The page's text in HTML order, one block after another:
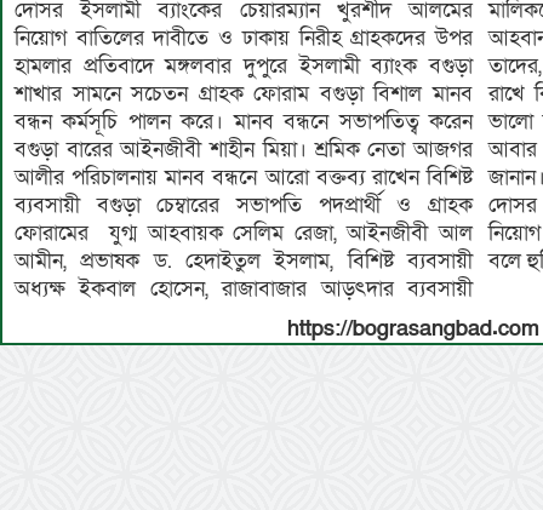
দোসর ইসলামী ব্যাংকের চেয়ারম্যান খুরশীদ আলমের
নিয়োগ বাতিলের দাবীতে ও ঢাকায় নিরীহ গ্রাহকদের উপর
হামলার প্রতিবাদে মঙ্গলবার দুপুরে ইসলামী ব্যাংক বগুড়া
শাখার সামনে সচেতন গ্রাহক ফোরাম বগুড়া বিশাল মানব
বন্ধন কর্মসূচি পালন করে। মানব বন্ধনে সভাপতিত্ব করেন
বগুড়া বারের আইনজীবী শাহীন মিয়া। শ্রমিক নেতা আজগর
আলীর পরিচালনায় মানব বন্ধনে আরো বক্তব্য রাখেন বিশিষ্ট
ব্যবসায়ী বগুড়া চেম্বারের সভাপতি পদপ্রার্থী ও গ্রাহক
ফোরামের যুগ্ম আহবায়ক সেলিম রেজা, আইনজীবী আল
আমীন, প্রভাষক ড. হেদাইতুল ইসলাম, বিশিষ্ট ব্যবসায়ী
অধ্যক্ষ ইকবাল হোসেন, রাজাবাজার আড়ৎদার ব্যবসায়ী
মালিকদের নিকট ব্যাংকের মালিকানা ফেরত দেওয়ার
আহবান জানান। ইসলামকে যারা ভালোবাসে ইসলামী ব্যাংক
তাদের, ইসলাম প্রিয় মানুষের আমানত এই ব্যাংকে গচ্ছিত
রাখে কিন্তু ইসলাম বিরোধী শক্তি ভারতের চক্রান্তে ইসলাম
ভালো না লাগলেও ইসলামী ব্যাংকের টাকা লুট করার জন্য
আবার নজর দিয়েছে। তিনি এই চক্রান্ত প্রতিহতের আহবান
জানান। বক্তারা, বাংলাদেশ ব্যাংক গভর্ণর কর্তৃক ফ্যাসিস্টের
দোসর ইসলামী ব্যাংকের চেয়ারম্যান খুরশীদ আলমের
নিয়োগ বাতিল না করলে বাংলাদেশ্য ব্যাংক ঘেরাও করা হবে
বলে
https://